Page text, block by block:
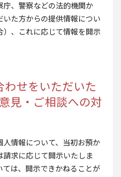
庁、警察などの法的機関か
いた方からの提供情報につい
、これに応じて情報を開示
せをいただいた
見・ご相談への対
情報について、当初お預か
請求に応じて開示いたしま
は、開示できかねることが